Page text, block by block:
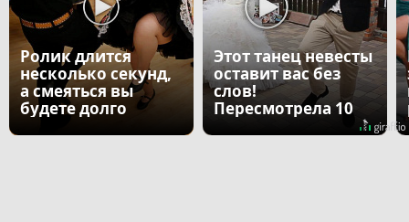
Ролик длится
несколько секунд,
а смеяться вы
будете долго
Этот танец невесты
оставит вас без
слов!
Пересмотрела 10